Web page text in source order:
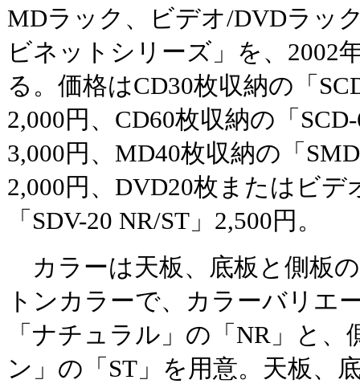
MDラック、ビデオ/DVDラッ
ビネットシリーズ」を、2002
る。価格はCD30枚収納の「
2,000円、CD60枚収納の「
3,000円、MD40枚収納の「
2,000円、DVD20枚またはビデ
「SDV-20 NR/ST」2,500円。
カラーは天板、底板と側板
トンカラーで、カラーバリエ
「ナチュラル」の「NR」と
ン」の「ST」を用意。天板、